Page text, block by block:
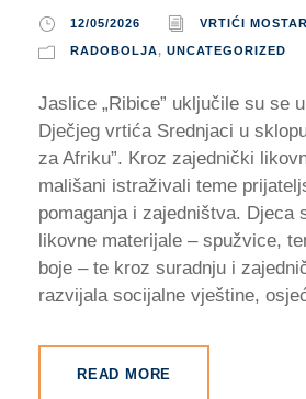
12/05/2026 VRTIĆI MOSTAR
RADOBOLJA, UNCATEGORIZED
Jaslice „Ribice” uključile su se
Dječjeg vrtića Srednjaci u
za Afriku”. Kroz zajednički
mališani istraživali teme
pomaganja i zajedništva. Djeca
likovne materijale – spužvice,
boje – te kroz suradnju i
razvijala socijalne vještine,
READ MORE